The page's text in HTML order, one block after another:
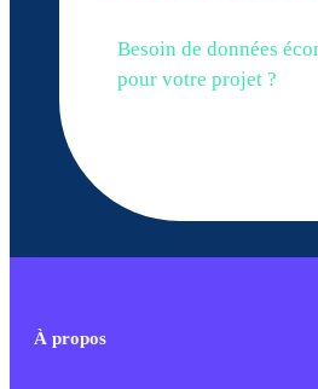
Besoin de données
pour votre projet ?
À propos